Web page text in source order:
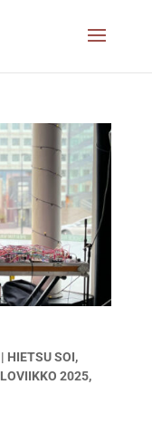
HIETSU SOI,
2025,